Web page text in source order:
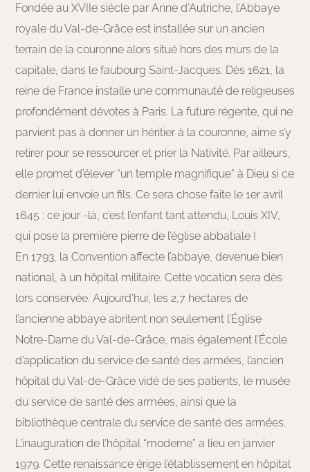
Fondée au XVIIe siècle par Anne d’Autriche, l’Abbaye
royale du Val-de-Grâce est installée sur un ancien
terrain de la couronne alors situé hors des murs de la
capitale, dans le faubourg Saint-Jacques. Dès 1621, la
reine de France installe une communauté de religieuses
profondément dévotes à Paris. La future régente, qui ne
parvient pas à donner un héritier à la couronne, aime s’y
retirer pour se ressourcer et prier la Nativité. Par ailleurs,
elle promet d’élever “un temple magnifique” à Dieu si ce
dernier lui envoie un fils. Ce sera chose faite le 1er avril
1645 : ce jour -là, c’est l’enfant tant attendu, Louis XIV,
qui pose la première pierre de l’église abbatiale !
En 1793, la Convention affecte l’abbaye, devenue bien
national, à un hôpital militaire. Cette vocation sera dès
lors conservée. Aujourd’hui, les 2,7 hectares de
l’ancienne abbaye abritent non seulement l’Église
Notre-Dame du Val-de-Grâce, mais également l’École
d’application du service de santé des armées, l’ancien
hôpital du Val-de-Grâce vidé de ses patients, le musée
du service de santé des armées, ainsi que la
bibliothèque centrale du service de santé des armées.
L’inauguration de l’hôpital “moderne” a lieu en janvier
1979. Cette renaissance érige l’établissement en hôpital